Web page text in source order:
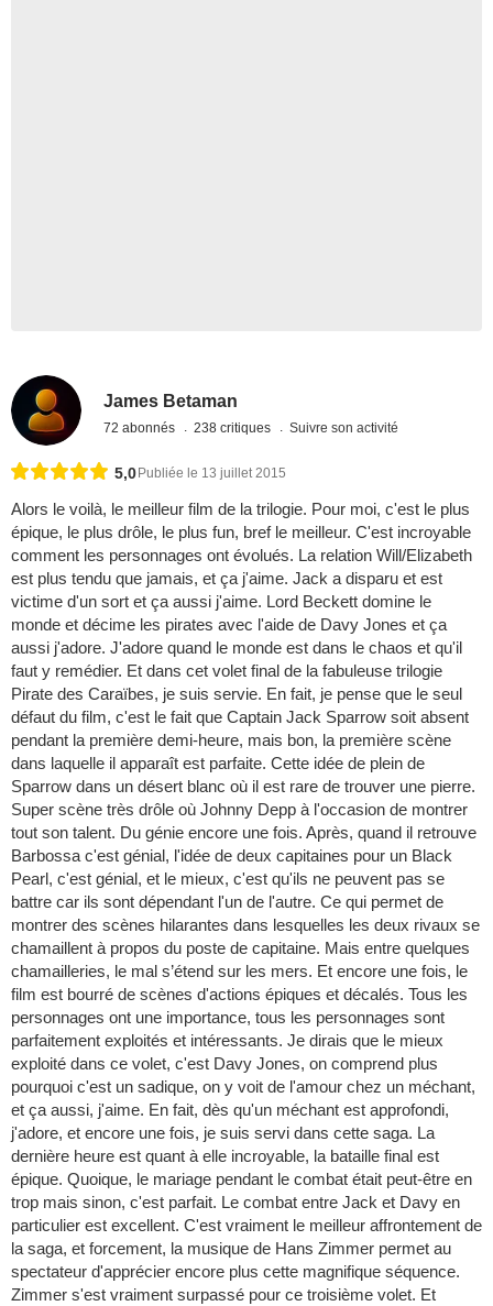
James Betaman
72 abonnés 238 critiques Suivre son activité
5,0 Publiée le 13 juillet 2015
Alors le voilà, le meilleur film de la trilogie. Pour moi, c'est le plus
épique, le plus drôle, le plus fun, bref le meilleur. C'est incroyable
comment les personnages ont évolués. La relation Will/Elizabeth
est plus tendu que jamais, et ça j'aime. Jack a disparu et est
victime d'un sort et ça aussi j'aime. Lord Beckett domine le
monde et décime les pirates avec l'aide de Davy Jones et ça
aussi j'adore. J'adore quand le monde est dans le chaos et qu'il
faut y remédier. Et dans cet volet final de la fabuleuse trilogie
Pirate des Caraïbes, je suis servie. En fait, je pense que le seul
défaut du film, c'est le fait que Captain Jack Sparrow soit absent
pendant la première demi-heure, mais bon, la première scène
dans laquelle il apparaît est parfaite. Cette idée de plein de
Sparrow dans un désert blanc où il est rare de trouver une pierre.
Super scène très drôle où Johnny Depp à l'occasion de montrer
tout son talent. Du génie encore une fois. Après, quand il retrouve
Barbossa c'est génial, l'idée de deux capitaines pour un Black
Pearl, c'est génial, et le mieux, c'est qu'ils ne peuvent pas se
battre car ils sont dépendant l'un de l'autre. Ce qui permet de
montrer des scènes hilarantes dans lesquelles les deux rivaux se
chamaillent à propos du poste de capitaine. Mais entre quelques
chamailleries, le mal s’étend sur les mers. Et encore une fois, le
film est bourré de scènes d'actions épiques et décalés. Tous les
personnages ont une importance, tous les personnages sont
parfaitement exploités et intéressants. Je dirais que le mieux
exploité dans ce volet, c'est Davy Jones, on comprend plus
pourquoi c'est un sadique, on y voit de l'amour chez un méchant,
et ça aussi, j'aime. En fait, dès qu'un méchant est approfondi,
j'adore, et encore une fois, je suis servi dans cette saga. La
dernière heure est quant à elle incroyable, la bataille final est
épique. Quoique, le mariage pendant le combat était peut-être en
trop mais sinon, c'est parfait. Le combat entre Jack et Davy en
particulier est excellent. C'est vraiment le meilleur affrontement de
la saga, et forcement, la musique de Hans Zimmer permet au
spectateur d'apprécier encore plus cette magnifique séquence.
Zimmer s'est vraiment surpassé pour ce troisième volet. Et